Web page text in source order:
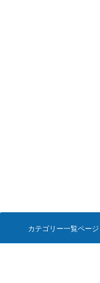
カテゴリー一覧ページ